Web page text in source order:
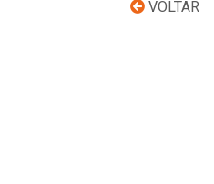
VOLTAR